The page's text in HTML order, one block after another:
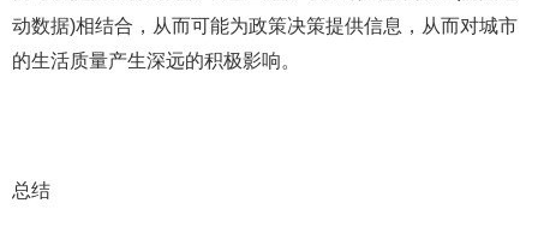
动数据)相结合，从而可能为政策决策提供信息，从而对城市
的生活质量产生深远的积极影响。
总结